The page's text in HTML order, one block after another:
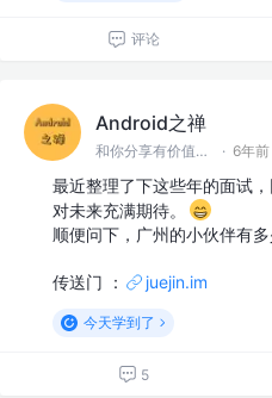
评论
Android之禅
和你分享有价值有思考的技术文章 @微信 Ming_Lyan · 6年前
最近整理了下这些年的面试
对未来充满期待。
顺便问下，广州的小伙伴有
传送门 ： juejin.im
今天学到了
5